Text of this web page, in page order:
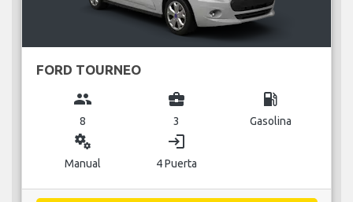
FORD TOURNEO
group
8
business_center
3
local_gas_station
Gasolina
miscellaneous_services
Manual
login
4 Puerta